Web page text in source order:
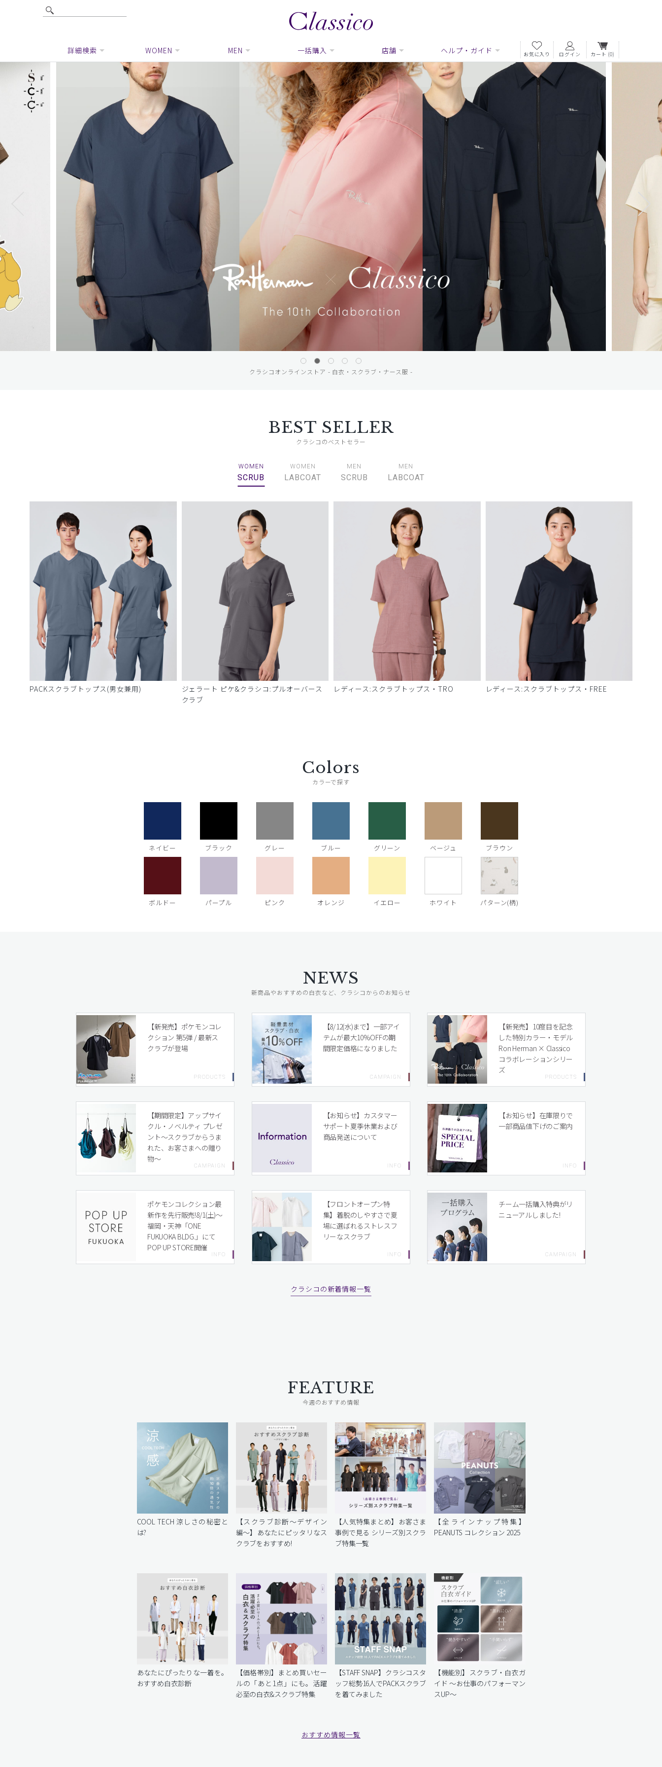
詳細検索 WOMEN MEN 一括購入 店舗 ヘルプ・ガイド お気に入り ログイン カート (0)
クラシコオンラインストア - 白衣・スクラブ・ナース服 -
BEST SELLER
クラシコのベストセラー
WOMEN
SCRUB
WOMEN
LABCOAT
MEN
SCRUB
MEN
LABCOAT
PACKスクラブトップス(男女兼用)
ジェラート ピケ&クラシコ:プルオーバース
クラブ
レディース:スクラブトップス・TRO レディース:スクラブトップス・FREE
Colors
カラーで探す
ネイビー ブラック グレー ブルー グリーン ベージュ ブラウン
ボルドー パープル ピンク オレンジ イエロー ホワイト パターン(柄)
NEWS
新商品やおすすめの白衣など、クラシコからのお知らせ
【新発売】ポケモンコレ
クション 第5弾 / 最新ス
クラブが登場
【8/12(水)まで】一部アイ
テムが最大10%OFFの期
間限定価格になりました
【新発売】10度目を記念
した特別カラー・モデル
Ron Herman × Classico
コラボレーションシリー
ズ
【期間限定】アップサイ
クル・ノベルティ プレゼ
ント〜スクラブからうま
れた、お客さまへの贈り
物〜
【お知らせ】カスタマー
サポート夏季休業および
商品発送について
【お知らせ】在庫限りで
一部商品値下げのご案内
ポケモンコレクション最
新作を先行販売!8/1(土)〜
福岡・天神「ONE
FUKUOKA BLDG.」にて
POP UP STORE開催
【フロントオープン特
集】着脱のしやすさで夏
場に選ばれるストレスフ
リーなスクラブ
チーム一括購入特典がリ
ニューアルしました!
クラシコの新着情報一覧
FEATURE
今週のおすすめ情報
COOL TECH 涼しさの秘密と
は?
【スクラブ診断〜デザイン
編〜】あなたにピッタリなス
クラブをおすすめ!
【人気特集まとめ】お客さま
事例で見る シリーズ別スクラ
ブ特集一覧
【全ラインナップ特集】
PEANUTS コレクション 2025
あなたにぴったりな一着を。
おすすめ白衣診断
【価格帯別】まとめ買いセー
ルの「あと1点」にも。活躍
必至の白衣&スクラブ特集
【STAFF SNAP】クラシコスタ
ッフ総勢16人でPACKスクラブ
を着てみました
【機能別】スクラブ・白衣ガ
イド 〜お仕事のパフォーマン
スUP〜
おすすめ情報一覧